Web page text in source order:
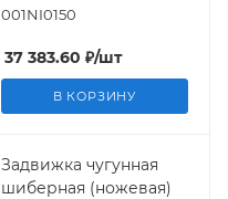
001NI0150
37 383.60 ₽/шт
В КОРЗИНУ
Задвижка чугунная
шиберная (ножевая)